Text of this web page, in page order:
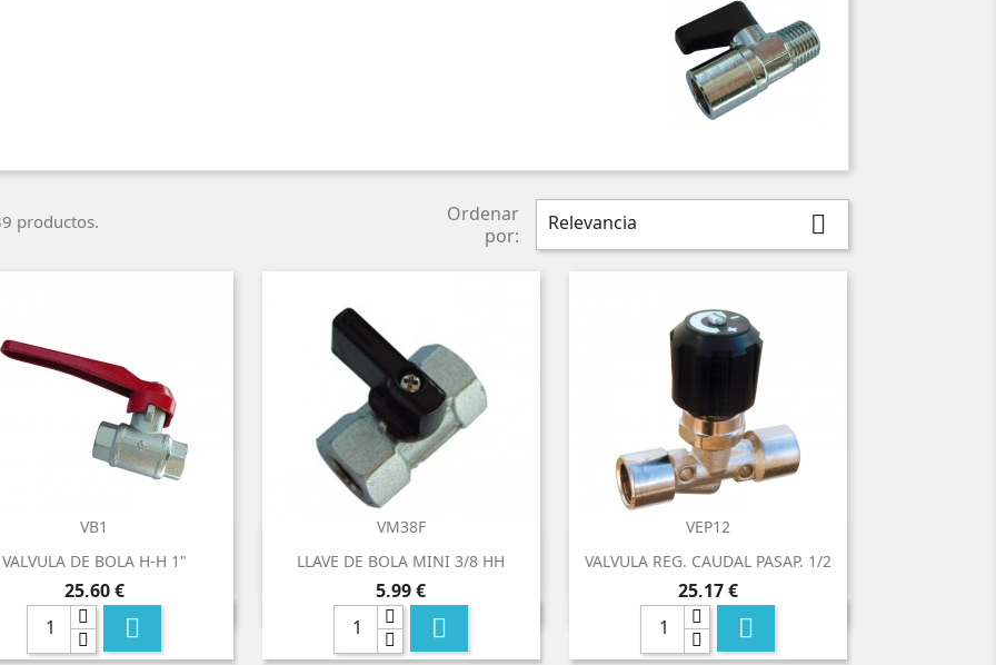
productos.
Ordenar
por:
Relevancia 
VB1
VALVULA DE BOLA H-H 1"
Precio
25,60 €

 Vista rápida
VM38F
LLAVE DE BOLA MINI 3/8 HH
Precio
5,99 €

 Vista rápida
VEP12
VALVULA REG. CAUDAL PASAP. 1/2
Precio
25,17 €

 Vista rápida